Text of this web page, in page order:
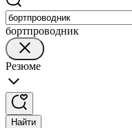
бортпроводник
Резюме
Найти